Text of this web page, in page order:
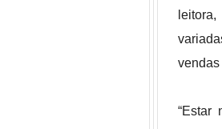
vendas
“Estar